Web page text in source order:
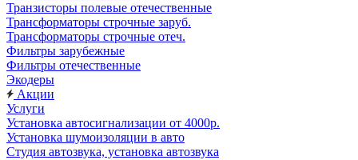
Транзисторы полевые отечественные
Трансформаторы строчные заруб.
Трансформаторы строчные отеч.
Фильтры зарубежные
Фильтры отечественные
Экодеры
Акции
Услуги
Установка автосигнализации от 4000р.
Установка шумоизоляции в авто
Студия автозвука, установка автозвука